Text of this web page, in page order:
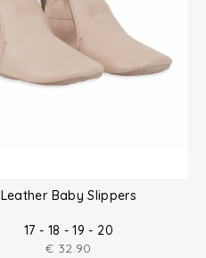
Leather Baby Slippers
17 - 18 - 19 - 20
€ 32.90